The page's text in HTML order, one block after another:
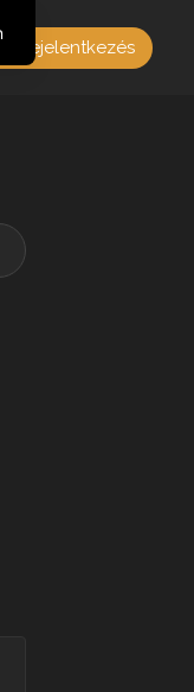
Bejelentkezés